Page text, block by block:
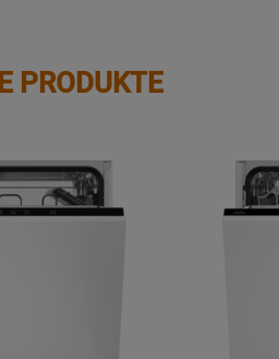
PRODUKTE